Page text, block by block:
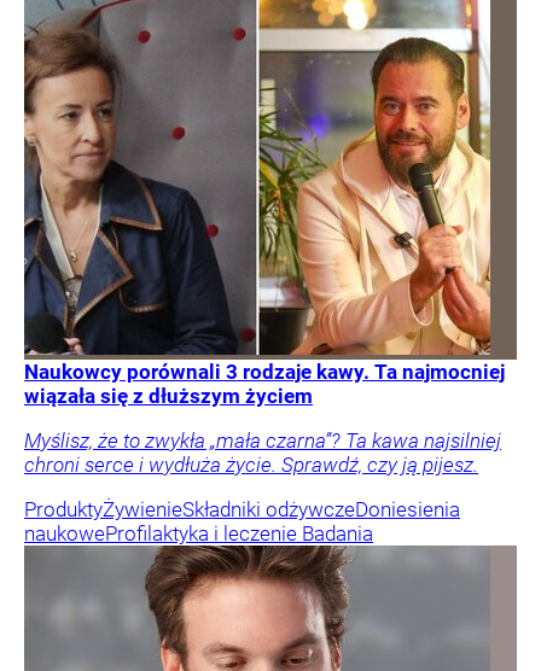
Naukowcy porównali 3 rodzaje kawy. Ta najmocniej
wiązała się z dłuższym życiem
Myślisz, że to zwykła „mała czarna”? Ta kawa najsilniej
chroni serce i wydłuża życie. Sprawdź, czy ją pijesz.
ProduktyŻywienieSkładniki odżywczeDoniesienia
naukoweProfilaktyka i leczenie Badania